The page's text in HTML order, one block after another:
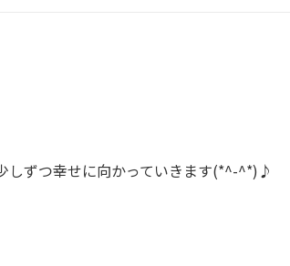
しずつ幸せに向かっていきます(*^-^*)♪